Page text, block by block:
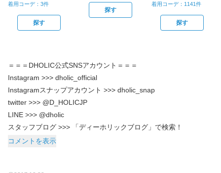
着用コーデ： 3件
探す
探す
着用コーデ： 1141件
探す
＝＝＝DHOLIC公式SNSアカウント＝＝＝
Instagram >>> dholic_official
Instagramスナップアカウント >>> dholic_snap
twitter >>> @D_HOLICJP
LINE >>> @dholic
スタッフブログ >>> 「ディーホリックブログ」で検索！
コメントを表示